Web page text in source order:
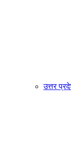
उत्तर